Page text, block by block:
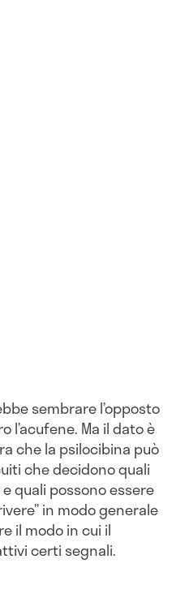
sembrare l’opposto
l’acufene. Ma il dato è
che la psilocibina può
che decidono quali
quali possono essere
in modo generale
il modo in cui il
certi segnali.